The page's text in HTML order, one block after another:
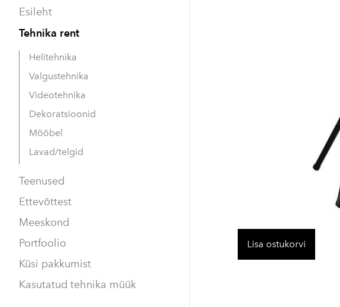
Esileht
Tehnika rent
Helitehnika
Valgustehnika
Videotehnika
Dekoratsioonid
Mööbel
Lavad/telgid
Teenused
Ettevõttest
Meeskond
Portfoolio
Küsi pakkumist
Kasutatud tehnika müük
Lisa ostukorvi